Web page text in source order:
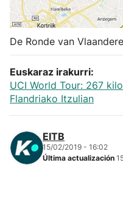
Atletismo
Más deportes
De Ronde van
Euskaraz irakurri:
UCI World Tour: 267
Flandriako Itzulian
EITB
15/02/2019 - 16:02
Última actualización